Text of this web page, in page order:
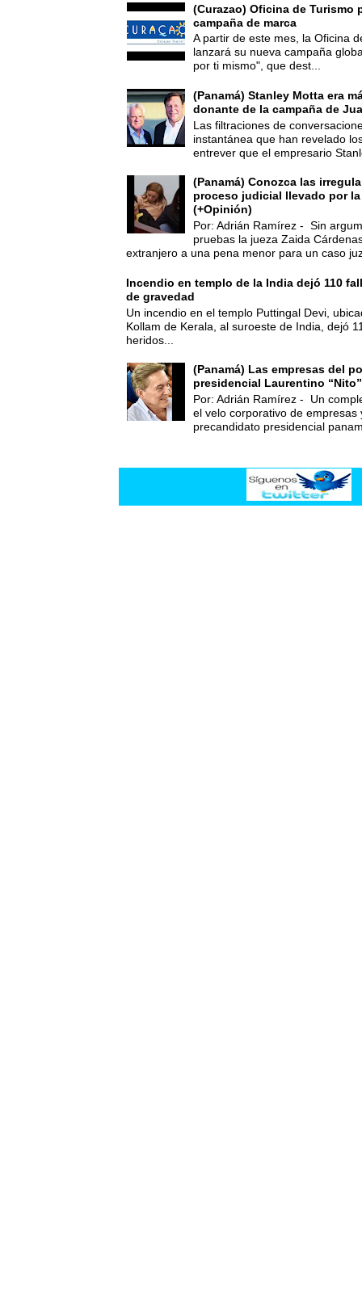
(Curazao) Oficina de Turismo
campaña de marca
A partir de este mes, la Oficina
lanzará su nueva campaña
por ti mismo", que dest...
(Panamá) Stanley Motta era
donante de la campaña de
Las filtraciones de
instantánea que han revelado
entrever que el empresario
(Panamá) Conozca las
proceso judicial llevado por
(+Opinión)
Por: Adrián Ramírez - Sin
pruebas la jueza Zaida
extranjero a una pena menor para un caso
Incendio en templo de la India dejó 110
de gravedad
Un incendio en el templo Puttingal Devi,
Kollam de Kerala, al suroeste de India, dejó
heridos...
(Panamá) Las empresas del
presidencial Laurentino
Por: Adrián Ramírez - Un
el velo corporativo de empresas
precandidato presidencial